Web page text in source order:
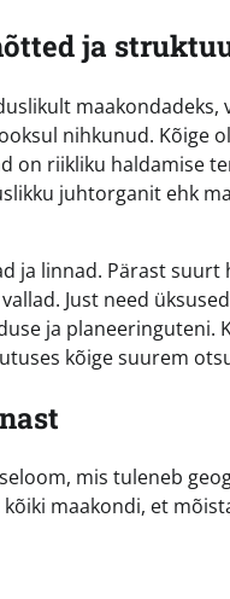
ja
maakondadeks,
nihkunud. Kõige
on riikliku haldamise
juhtorganit ehk
ja linnad. Pärast suurt
Just need
ja
kõige suurem
mis tuleneb
maakondi, et